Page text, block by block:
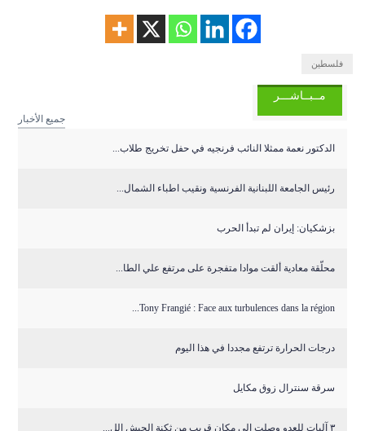
فلسطين
مــبــاشـــر
جميع الأخبار
الدكتور نعمة ممثلا النائب فرنجيه في حفل تخريج طلاب...
رئيس الجامعة اللبنانية الفرنسية ونقيب اطباء الشمال...
بزشكيان: إيران لم تبدأ الحرب
محلّقة معادية ألقت موادا متفجرة على مرتفع علي الطا...
Tony Frangié : Face aux turbulences dans la région...
درجات الحرارة ترتفع مجددا في هذا اليوم
سرقة سنترال زوق مكايل
٣ آليات للعدو وصلت الى مكان قريب من ثكنة الجيش الل...